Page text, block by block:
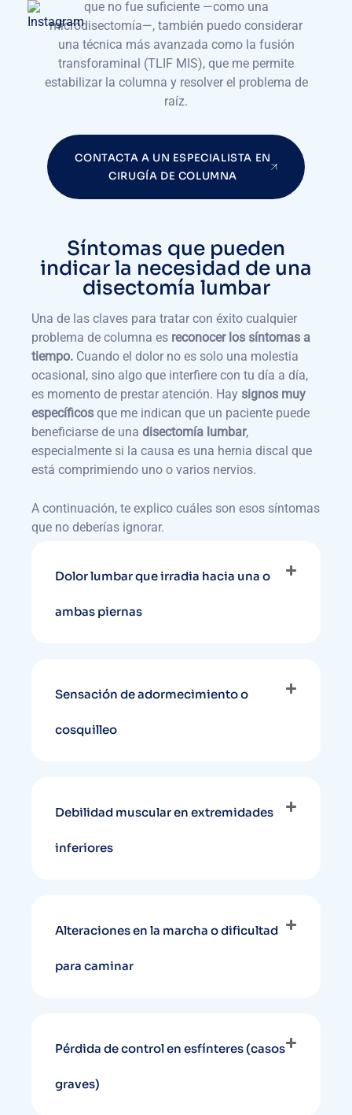
que no fue suficiente —como una
microdisectomía—, también puedo considerar
una técnica más avanzada como la fusión
transforaminal (TLIF MIS), que me permite
estabilizar la columna y resolver el problema de
raíz.
CONTACTA A UN ESPECIALISTA EN
CIRUGÍA DE COLUMNA
Síntomas que pueden
indicar la necesidad de una
disectomía lumbar
Una de las claves para tratar con éxito cualquier
problema de columna es reconocer los síntomas a
tiempo. Cuando el dolor no es solo una molestia
ocasional, sino algo que interfiere con tu día a día,
es momento de prestar atención. Hay signos muy
específicos que me indican que un paciente puede
beneficiarse de una disectomía lumbar,
especialmente si la causa es una hernia discal que
está comprimiendo uno o varios nervios.
A continuación, te explico cuáles son esos síntomas
que no deberías ignorar.
Dolor lumbar que irradia hacia una o
ambas piernas
Sensación de adormecimiento o
cosquilleo
Debilidad muscular en extremidades
inferiores
Alteraciones en la marcha o dificultad
para caminar
Pérdida de control en esfínteres (casos
graves)